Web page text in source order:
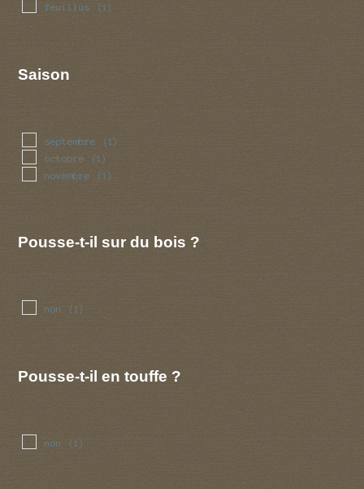
feuillus (1)
Saison
septembre (1)
octobre (1)
novembre (1)
Pousse-t-il sur du bois ?
non (1)
Pousse-t-il en touffe ?
non (1)